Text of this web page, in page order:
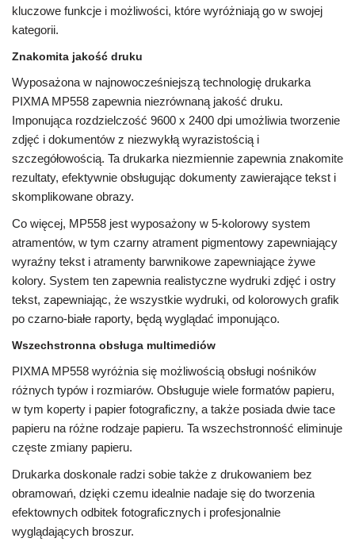
kluczowe funkcje i możliwości, które wyróżniają go w swojej
kategorii.
Znakomita jakość druku
Wyposażona w najnowocześniejszą technologię drukarka
PIXMA MP558 zapewnia niezrównaną jakość druku.
Imponująca rozdzielczość 9600 x 2400 dpi umożliwia tworzenie
zdjęć i dokumentów z niezwykłą wyrazistością i
szczegółowością. Ta drukarka niezmiennie zapewnia znakomite
rezultaty, efektywnie obsługując dokumenty zawierające tekst i
skomplikowane obrazy.
Co więcej, MP558 jest wyposażony w 5-kolorowy system
atramentów, w tym czarny atrament pigmentowy zapewniający
wyraźny tekst i atramenty barwnikowe zapewniające żywe
kolory. System ten zapewnia realistyczne wydruki zdjęć i ostry
tekst, zapewniając, że wszystkie wydruki, od kolorowych grafik
po czarno-białe raporty, będą wyglądać imponująco.
Wszechstronna obsługa multimediów
PIXMA MP558 wyróżnia się możliwością obsługi nośników
różnych typów i rozmiarów. Obsługuje wiele formatów papieru,
w tym koperty i papier fotograficzny, a także posiada dwie tace
papieru na różne rodzaje papieru. Ta wszechstronność eliminuje
częste zmiany papieru.
Drukarka doskonale radzi sobie także z drukowaniem bez
obramowań, dzięki czemu idealnie nadaje się do tworzenia
efektownych odbitek fotograficznych i profesjonalnie
wyglądających broszur.